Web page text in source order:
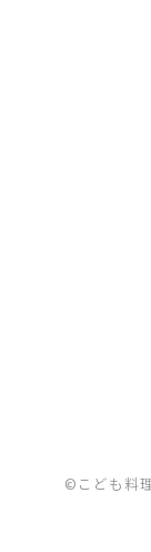
©こども料